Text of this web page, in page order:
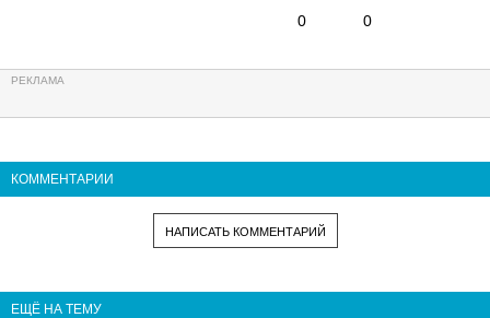
0 0
КОММЕНТАРИИ
НАПИСАТЬ КОММЕНТАРИЙ
ЕЩЁ НА ТЕМУ